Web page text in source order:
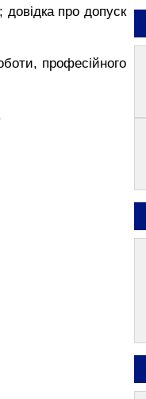
довідка про допуск
професійного